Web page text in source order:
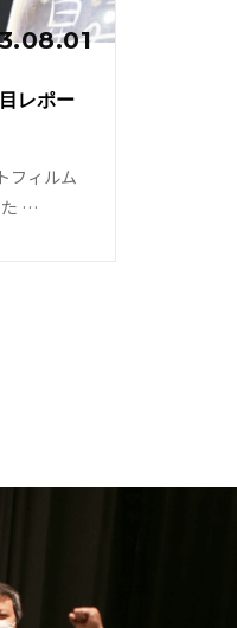
レポー
フィルム
た …